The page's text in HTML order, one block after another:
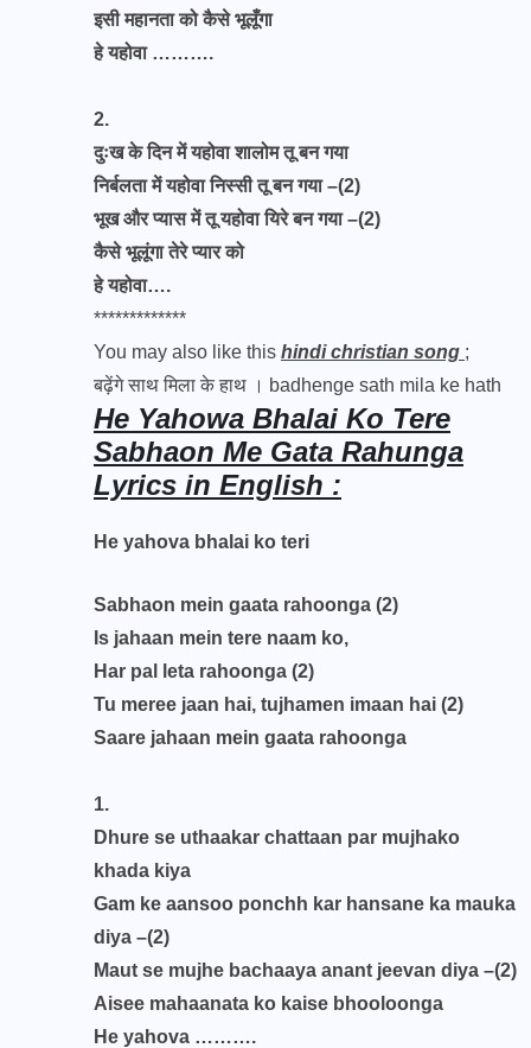
इसी महानता को कैसे भूलूँगा
हे यहोवा ……….
2.
दुःख के दिन में यहोवा शालोम तू बन गया
निर्बलता में यहोवा निस्सी तू बन गया –(2)
भूख और प्यास में तू यहोवा यिरे बन गया –(2)
कैसे भूलूंगा तेरे प्यार को
हे यहोवा….
*************
You may also like this hindi christian song ;
बढ़ेंगे साथ मिला के हाथ । badhenge sath mila ke hath
He Yahowa Bhalai Ko Tere
Sabhaon Me Gata Rahunga
Lyrics in English :
He yahova bhalai ko teri
Sabhaon mein gaata rahoonga (2)
Is jahaan mein tere naam ko,
Har pal leta rahoonga (2)
Tu meree jaan hai, tujhamen imaan hai (2)
Saare jahaan mein gaata rahoonga
1.
Dhure se uthaakar chattaan par mujhako
khada kiya
Gam ke aansoo ponchh kar hansane ka mauka
diya –(2)
Maut se mujhe bachaaya anant jeevan diya –(2)
Aisee mahaanata ko kaise bhooloonga
He yahova ……….